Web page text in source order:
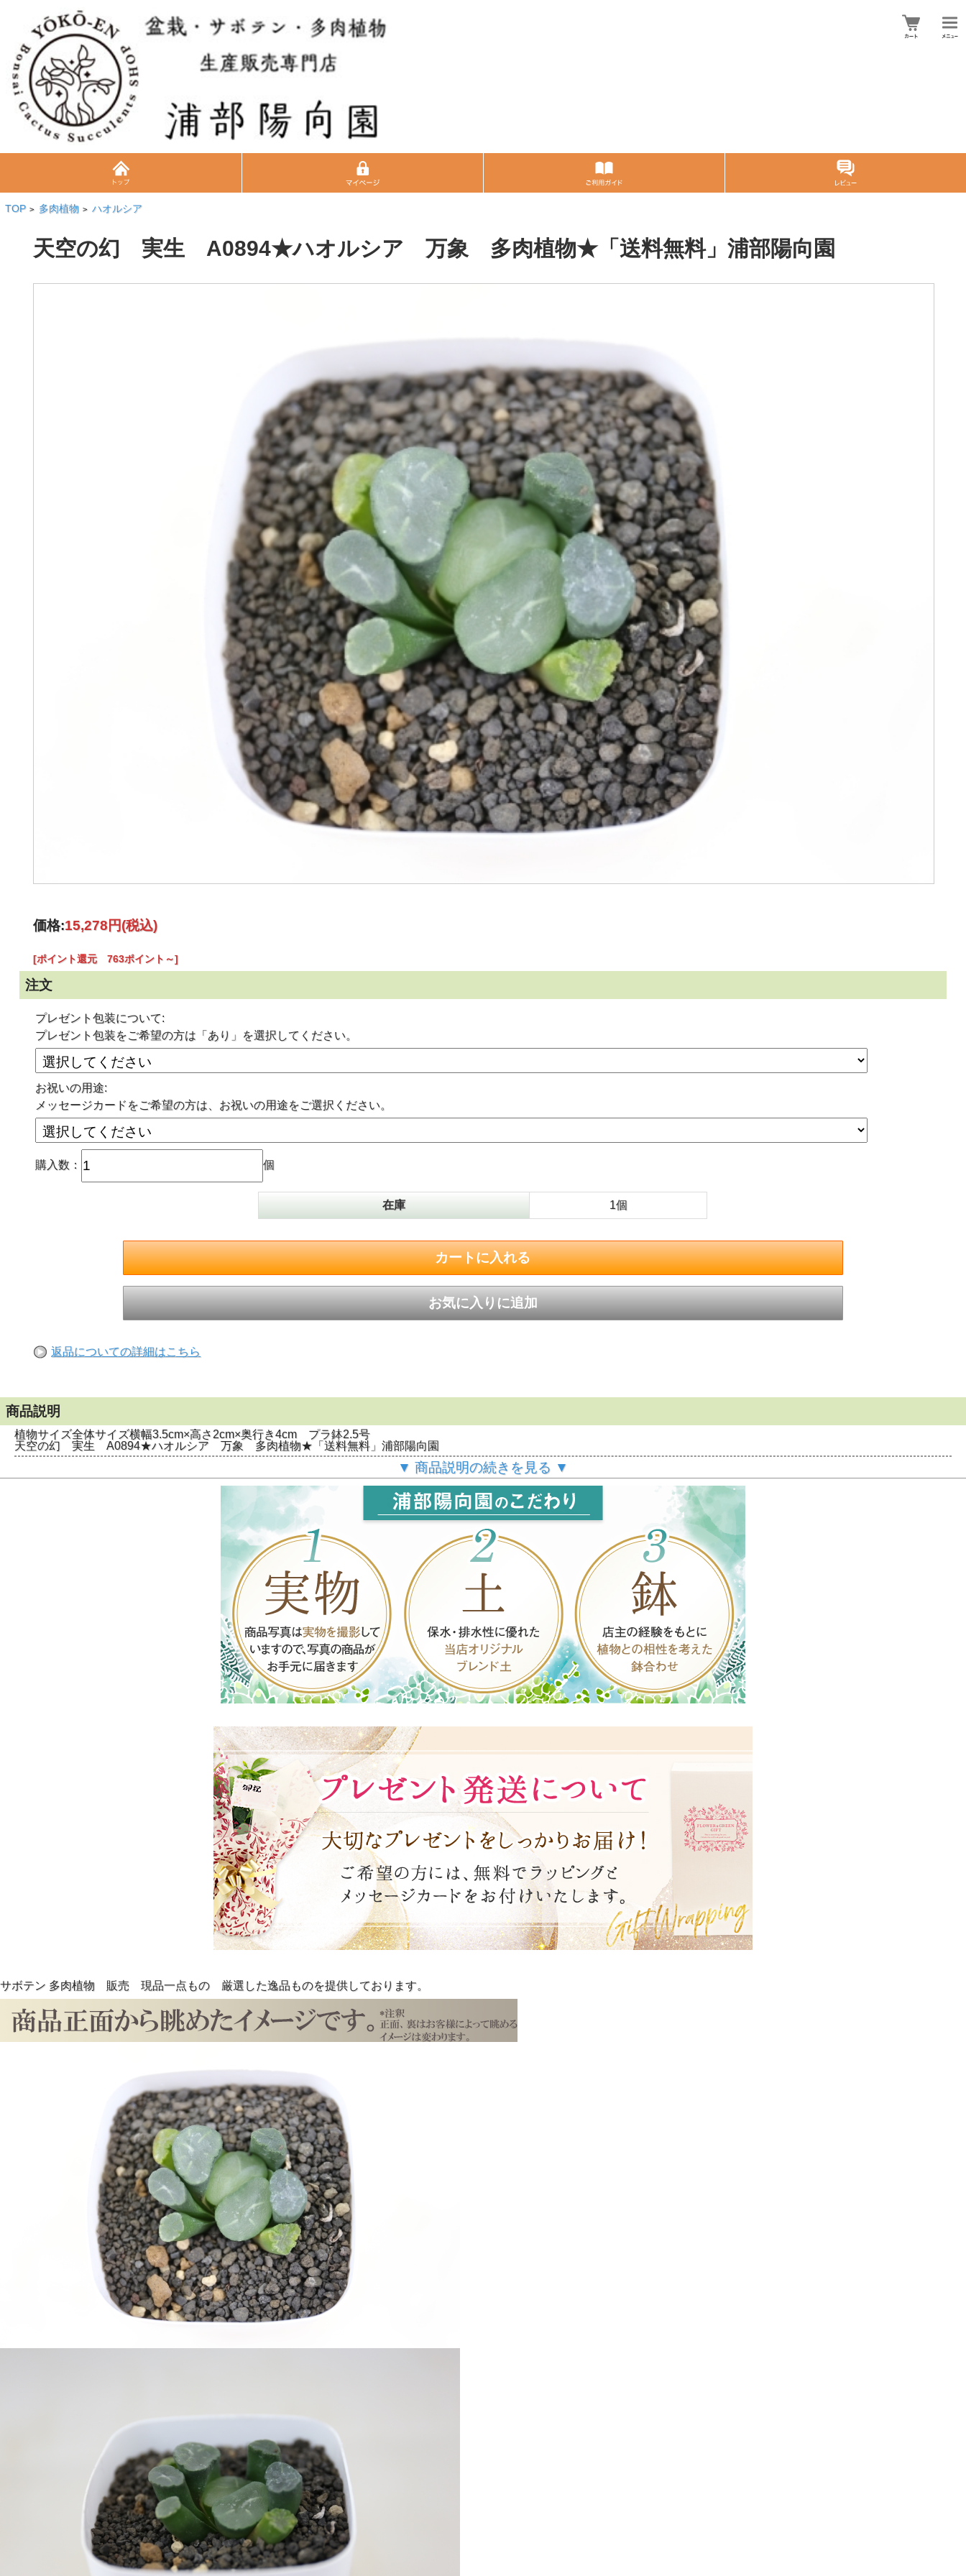
TOP > 多肉植物 > ハオルシア
天空の幻 実生 A0894★ハオルシア 万象 多肉植物★「送料無料」浦部陽向園
価格:15,278円(税込)
[ポイント還元 763ポイント～]
注文
プレゼント包装について:
プレゼント包装をご希望の方は「あり」を選択してください。
お祝いの用途:
メッセージカードをご希望の方は、お祝いの用途をご選択ください。
購入数： 個
在庫 1個
返品についての詳細はこちら
商品説明
植物サイズ全体サイズ横幅3.5cm×高さ2cm×奥行き4cm プラ鉢2.5号
天空の幻 実生 A0894★ハオルシア 万象 多肉植物★「送料無料」浦部陽向園
▼ 商品説明の続きを見る ▼
サボテン 多肉植物 販売 現品一点もの 厳選した逸品ものを提供しております。